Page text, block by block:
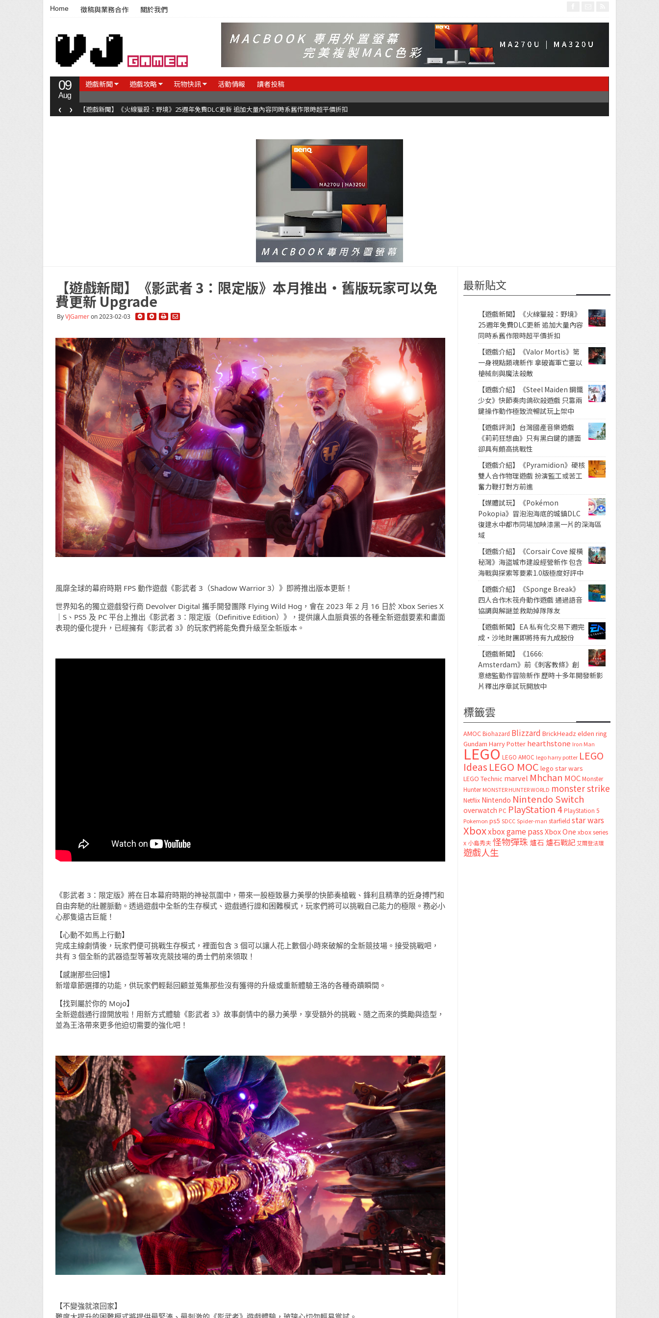
Home 徵稿與業務合作 關於我們
09
Aug
遊戲新聞 遊戲攻略 玩物快訊 活動情報 讀者投稿
【遊戲新聞】《火線獵殺：野境》25週年免費DLC更新 追加大量內容同時系舊作限時超平價折扣
‹ ›
【遊戲新聞】《影武者 3：限定版》本月推出・舊版玩家可以免
費更新 Upgrade
ByVJGameron 2023-02-03
風靡全球的幕府時期 FPS 動作遊戲《影武者 3（Shadow Warrior 3）》即將推出版本更新！
世界知名的獨立遊戲發行商 Devolver Digital 攜手開發團隊 Flying Wild Hog，會在 2023 年 2 月 16 日於 Xbox Series X
｜S、PS5 及 PC 平台上推出《影武者 3：限定版（Definitive Edition）》，提供讓人血脈賁張的各種全新遊戲要素和畫面
表現的優化提升，已經擁有《影武者 3》的玩家們將能免費升級至全新版本。
《影武者 3：限定版》將在日本幕府時期的神祕氛圍中，帶來一股極致暴力美學的快節奏槍戰、鋒利且精準的近身搏鬥和
自由奔馳的壯麗脈動。透過遊戲中全新的生存模式、遊戲通行證和困難模式，玩家們將可以挑戰自己能力的極限。務必小
心那隻遠古巨龍！
【心動不如馬上行動】
完成主線劇情後，玩家們便可挑戰生存模式，裡面包含 3 個可以讓人花上數個小時來破解的全新競技場。接受挑戰吧，
共有 3 個全新的武器造型等著攻克競技場的勇士們前來領取！
【感謝那些回憶】
新增章節選擇的功能，供玩家們輕鬆回顧並蒐集那些沒有獲得的升級或重新體驗王洛的各種奇蹟瞬間。
【找到屬於你的 Mojo】
全新遊戲通行證開放啦！用新方式體驗《影武者 3》故事劇情中的暴力美學，享受額外的挑戰、隨之而來的獎勵與造型，
並為王洛帶來更多他迫切需要的強化吧！
【不變強就滾回家】
最新貼文
【遊戲新聞】《火線獵殺：野境》
25週年免費DLC更新 追加大量內容
同時系舊作限時超平價折扣
【遊戲介紹】《Valor Mortis》第
一身視點類魂新作 拿破崙軍亡靈以
槍械劍與魔法殺敵
【遊戲介紹】《Steel Maiden 鋼鐵
少女》快節奏肉鴿砍殺遊戲 只靠兩
鍵操作動作極致流暢試玩上架中
【遊戲評測】台灣國產音樂遊戲
《莉莉狂想曲》只有黑白鍵的譜面
卻具有頗高挑戰性
【遊戲介紹】《Pyramidion》硬核
雙人合作物理遊戲 扮演監工或苦工
奮力鞭打對方前進
【媒體試玩】《Pokémon
Pokopia》冒泡泡海底的城鎮DLC
復建水中都市同場加映漆黑一片的深海區
域
【遊戲介紹】《Corsair Cove 縱橫
秘灣》海盜城市建設經營新作 包含
海戰與探索等要素1.0版極度好評中
【遊戲介紹】《Sponge Break》
四人合作木筏舟動作遊戲 通過語音
協調與解謎並救助掉隊隊友
【遊戲新聞】EA 私有化交易下週完
成・沙地財團即將持有九成股份
【遊戲新聞】《1666:
Amsterdam》前《刺客教條》創
意總監動作冒險新作 歷時十多年開發新影
片釋出序章試玩開放中
標籤雲
AMOC Biohazard Blizzard BrickHeadz elden ring
Gundam Harry Potter hearthstone Iron Man
LEGO LEGO AMOC lego harry potter LEGO
Ideas LEGO MOC lego star wars
LEGO Technic marvel Mhchan MOC Monster
Hunter MONSTER HUNTER WORLD monster strike
Netflix Nintendo Nintendo Switch
overwatch PC PlayStation 4 PlayStation 5
Pokemon ps5 SDCC Spider-man starfield star wars
Xboxxbox game passXbox One xbox series
x 小島秀夫怪物彈珠 爐石 爐石戰記艾爾登法環
遊戲人生